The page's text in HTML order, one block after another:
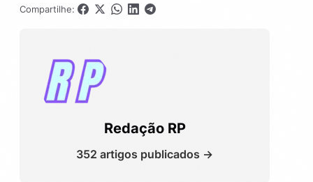
Compartilhe:
Redação RP
352 artigos publicados →